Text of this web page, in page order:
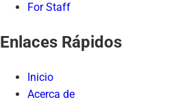
For Staff
Enlaces Rápidos
Inicio
Acerca de